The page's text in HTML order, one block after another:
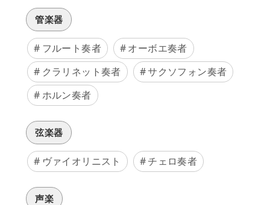
管楽器
フルート奏者
オーボエ奏者
クラリネット奏者
サクソフォン奏者
ホルン奏者
弦楽器
ヴァイオリニスト チェロ奏者
声楽